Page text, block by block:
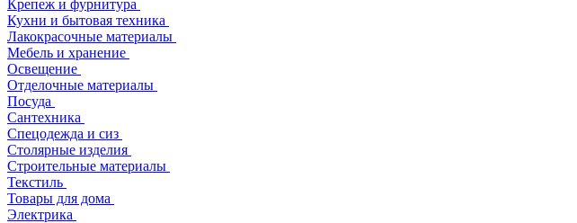
Крепеж и фурнитура
Кухни и бытовая техника
Лакокрасочные материалы
Мебель и хранение
Освещение
Отделочные материалы
Посуда
Сантехника
Спецодежда и сиз
Столярные изделия
Строительные материалы
Текстиль
Товары для дома
Электрика